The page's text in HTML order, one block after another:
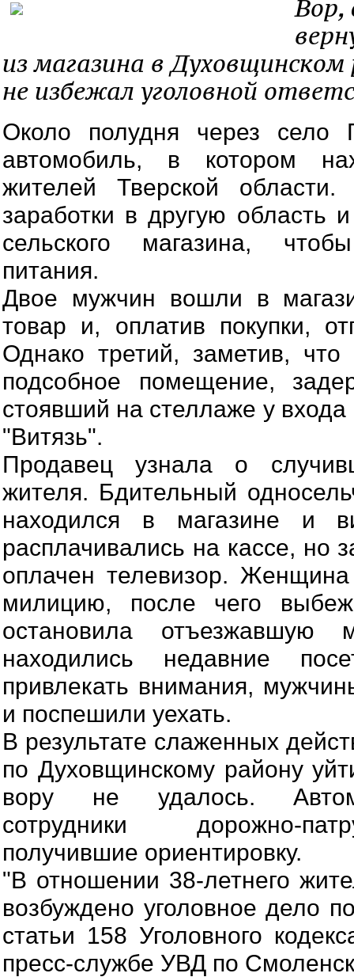
Вор,
из магазина в Духовщинском
не избежал уголовной
Около полудня через село
автомобиль, в котором
жителей Тверской
заработки в другую область
сельского магазина,
питания.
Двое мужчин вошли в
товар и, оплатив покупки,
Однако третий, заметив,
подсобное помещение,
стоявший на стеллаже у входа
"Витязь".
Продавец узнала о
жителя. Бдительный
находился в магазине и
расплачивались на кассе, но
оплачен телевизор.
милицию, после чего
остановила отъезжавшую
находились недавние
привлекать внимания,
и поспешили уехать.
В результате слаженных
по Духовщинскому району
вору не удалось.
сотрудники дорожно-
получившие ориентировку.
"В отношении 38-летнего
возбуждено уголовное дело
статьи 158 Уголовного
пресс-службе УВД по